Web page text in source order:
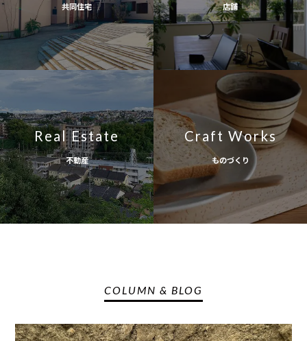
共同住宅 店舗
Real Estate
不動産
Craft Works
ものづくり
COLUMN & BLOG